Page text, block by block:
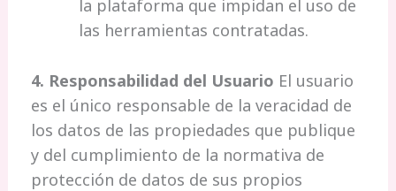
la plataforma que impidan el uso de
las herramientas contratadas.
4. Responsabilidad del Usuario El usuario
es el único responsable de la veracidad de
los datos de las propiedades que publique
y del cumplimiento de la normativa de
protección de datos de sus propios